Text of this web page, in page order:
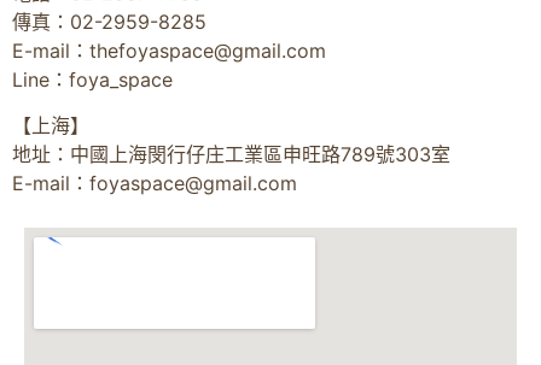
傳真：02-2959-8285
E-mail： thefoyaspace@gmail.com
Line：foya_space
【上海】
地址：中國上海閔行仔庄工業區申旺路789號303室
E-mail： foyaspace@gmail.com